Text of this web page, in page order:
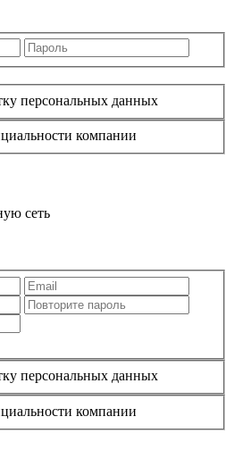
персональных данных
компании
сеть
персональных данных
компании